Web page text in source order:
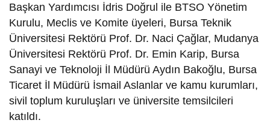
Başkan Yardımcısı İdris Doğrul ile BTSO Yönetim
Kurulu, Meclis ve Komite üyeleri, Bursa Teknik
Üniversitesi Rektörü Prof. Dr. Naci Çağlar, Mudanya
Üniversitesi Rektörü Prof. Dr. Emin Karip, Bursa
Sanayi ve Teknoloji İl Müdürü Aydın Bakoğlu, Bursa
Ticaret İl Müdürü İsmail Aslanlar ve kamu kurumları,
sivil toplum kuruluşları ve üniversite temsilcileri
katıldı.